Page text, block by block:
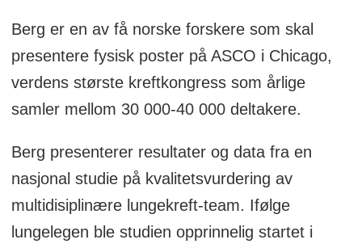
spesialiteter som samarbeider for å gi
helhetlig behandling og omsorg til
pasienter, ofte innenfor komplekse
medisinske felt som kreftbehandling.
Teamet kan inkludere leger, kirurger,
sykepleiere, fysioterapeuter,
ernæringsfysiologer, sosionomer og
andre relevante helsearbeidere.
Berg er en av få norske forskere som skal
presentere fysisk poster på ASCO i Chicago,
verdens største kreftkongress som årlige
samler mellom 30 000-40 000 deltakere.
Berg presenterer resultater og data fra en
nasjonal studie på kvalitetsvurdering av
multidisiplinære lungekreft-team. Ifølge
lungelegen ble studien opprinnelig startet i